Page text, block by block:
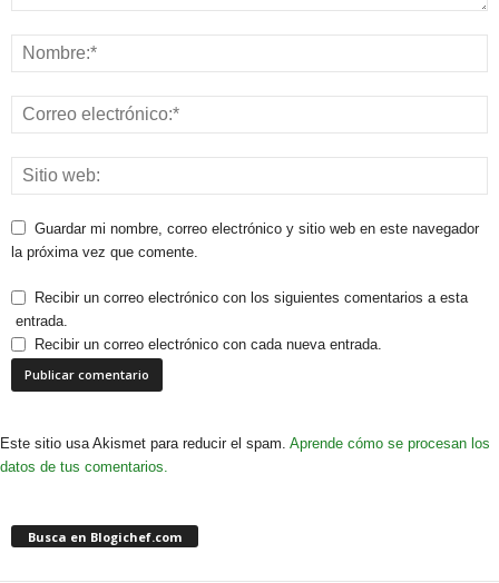
Guardar mi nombre, correo electrónico y sitio web en este navegador
la próxima vez que comente.
Recibir un correo electrónico con los siguientes comentarios a esta
entrada.
Recibir un correo electrónico con cada nueva entrada.
Este sitio usa Akismet para reducir el spam. Aprende cómo se procesan los
datos de tus comentarios.
Busca en Blogichef.com